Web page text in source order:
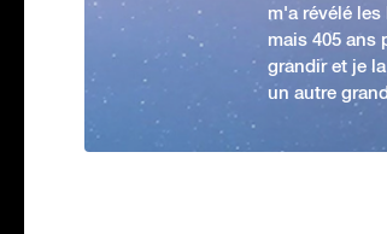
m'a révélé
mais 405 ans
grandir et je
un autre